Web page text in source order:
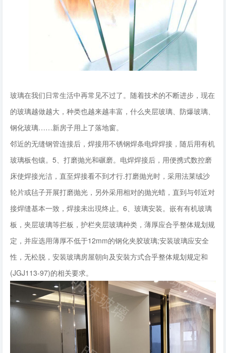
玻璃在我们日常生活中再常见不过了。随着技术的不断进步，现在
的玻璃越做越大，种类也越来越丰富，什么夹层玻璃、防爆玻璃、
钢化玻璃……新房子用上了落地窗。
邻近的无缝钢管连接后，焊接用不锈钢焊条电焊焊接，随后用有机
玻璃板包镶。5、打磨抛光和碾磨。电焊焊接后，用便携式数控磨
床使焊接光洁，直至焊接看不到才行.打磨抛光时，采用法莱绒沙
轮片或毡子开展打磨抛光，另外采用相对的抛光蜡，直到与邻近对
接焊缝基本一致，焊接未出現终止。6、玻璃安装。嵌有有机玻璃
板，夹层玻璃等拦板，护栏夹层玻璃种类，薄厚应合乎整体规划规
定，并应选用薄厚不低于12mm的钢化夹胶玻璃;安装玻璃应安全
性，无松脱，安装玻璃房屋朝向及安裝方式合乎整体规划规定和
(JGJ113-97)的相关要求。